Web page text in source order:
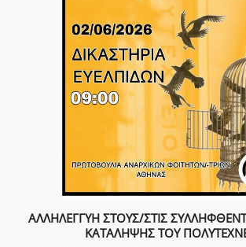
ΑΛΛΗΛΕΓΓΥΗ ΣΤΟΥΣ/ΣΤΙΣ
ΚΑΤΑΛΗΨΗΣ ΤΟΥ